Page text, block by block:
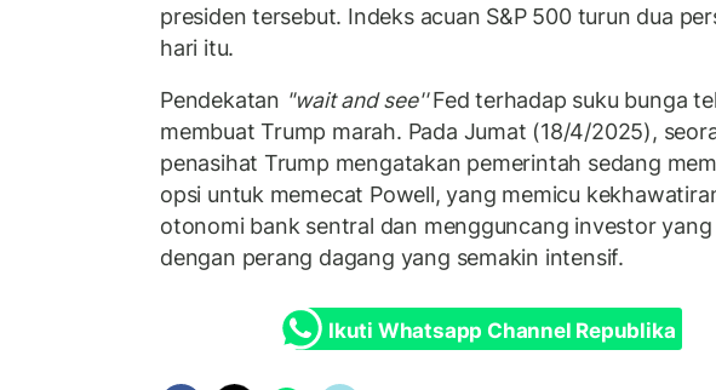
presiden tersebut. Indeks acuan S&P 500 turun dua
hari itu.
Pendekatan ''wait and see''Fed terhadap suku bunga
membuat Trump marah. Pada Jumat (18/4/2025),
penasihat Trump mengatakan pemerintah sedang
opsi untuk memecat Powell, yang memicu
otonomi bank sentral dan mengguncang investor
dengan perang dagang yang semakin intensif.
Ikuti Whatsapp Channel Republika